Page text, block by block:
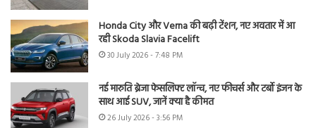
Honda City और Verna की बढ़ी टेंशन, नए अवतार में आ
रही Skoda Slavia Facelift
30 July 2026 - 7:48 PM
नई मारुति ब्रेजा फेसलिफ्ट लॉन्च, नए फीचर्स और टर्बो इंजन के
साथ आई SUV, जानें क्या है कीमत
26 July 2026 - 3:56 PM